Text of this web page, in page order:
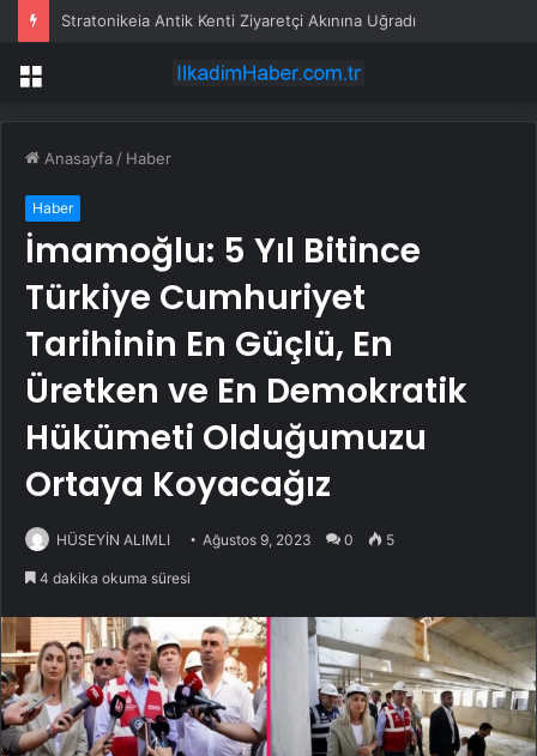
Menü
Anasayfa / Haber
Haber
İmamoğlu: 5 Yıl Bitince
Türkiye Cumhuriyet
Tarihinin En Güçlü, En
Üretken ve En Demokratik
Hükümeti Olduğumuzu
Ortaya Koyacağız
HÜSEYİN ALIMLI Ağustos 9, 2023 0 5
4 dakika okuma süresi